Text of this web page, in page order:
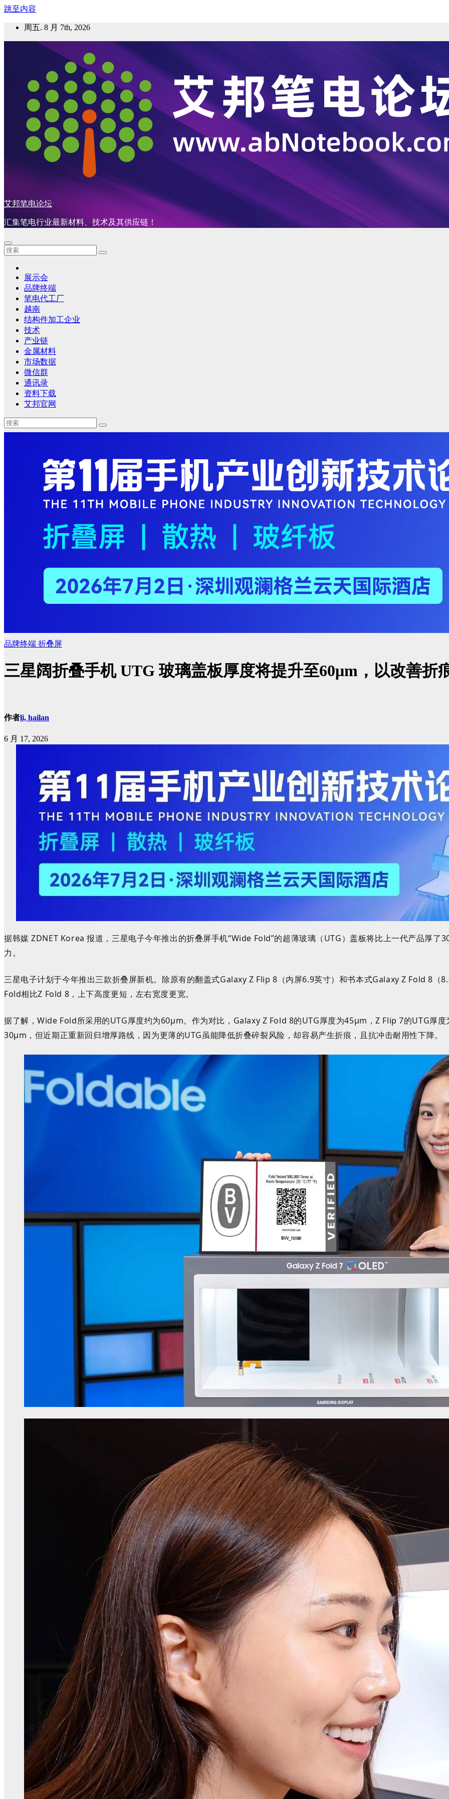
跳至内容
周五. 8 月 7th, 2026
艾邦笔电论坛
汇集笔电行业最新材料、技术及其供应链！
展示会
品牌终端
笔电代工厂
越南
结构件加工企业
技术
产业链
金属材料
市场数据
微信群
通讯录
资料下载
艾邦官网
品牌终端 折叠屏
三星阔折叠手机 UTG 玻璃盖板厚度将提升至60μm，以改善折
作者li, hailan
6 月 17, 2026
据韩媒 ZDNET Korea 报道 ，三星电子今年推出的折叠屏手机“Wide Fold”的超薄玻璃（UTG）盖板将比上一代产品厚了
力。
三星电子计划于今年推出三款折叠屏新机。除原有的翻盖式Galaxy Z Flip 8（内屏6.9英寸）和书本式Galaxy Z Fold 8
Fold相比Z Fold 8，上下高度更短，左右宽度更宽。
据了解，Wide Fold所采用的UTG厚度约为60μm。作为对比，Galaxy Z Fold 8的UTG厚度为45μm ，Z Flip 7的UTG厚
30μm ，但近期正重新回归增厚路线，因为更薄的UTG虽能降低折叠碎裂风险，却容易产生折痕，且抗冲击耐用性下降。